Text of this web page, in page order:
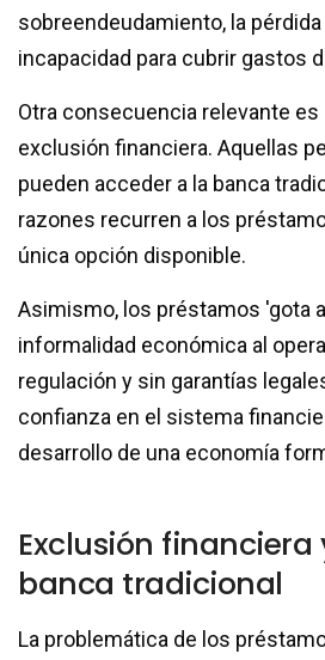
sobreendeudamiento, la
incapacidad para cubrir gastos
Otra consecuencia relevante
exclusión financiera. Aquellas
pueden acceder a la banca
razones recurren a los
única opción disponible.
Asimismo, los préstamos 'gota
informalidad económica al
regulación y sin garantías
confianza en el sistema
desarrollo de una economía
Exclusión financiera
banca tradicional
La problemática de los